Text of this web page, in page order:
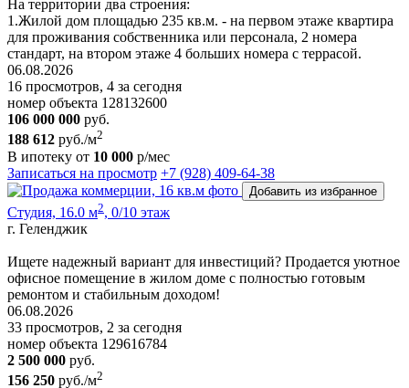
На территории два строения:
1.Жилой дoм площaдью 235 кв.м. - на первом этаже квартира
для проживания собственника или персонала, 2 номера
стандарт, на втором этаже 4 больших номера с террасой.
06.08.2026
16 просмотров, 4 за сегодня
номер объекта 128132600
106 000 000 руб.
188 612 руб./м2
В ипотеку от 10 000 р/мес
Записаться на просмотр +7 (928) 409-64-38
Добавить из избранное
Студия, 16.0 м2, 0/10 этаж
г. Геленджик
Ищете надежный вариант для инвестиций? Продается уютное
офисное помещение в жилом доме с полностью готовым
ремонтом и стабильным доходом!
06.08.2026
33 просмотров, 2 за сегодня
номер объекта 129616784
2 500 000 руб.
156 250 руб./м2